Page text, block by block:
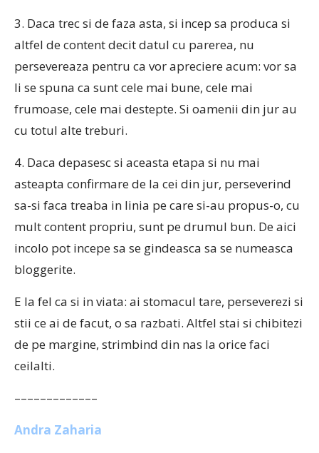
3. Daca trec si de faza asta, si incep sa produca si
altfel de content decit datul cu parerea, nu
persevereaza pentru ca vor apreciere acum: vor sa
li se spuna ca sunt cele mai bune, cele mai
frumoase, cele mai destepte. Si oamenii din jur au
cu totul alte treburi.
4. Daca depasesc si aceasta etapa si nu mai
asteapta confirmare de la cei din jur, perseverind
sa-si faca treaba in linia pe care si-au propus-o, cu
mult content propriu, sunt pe drumul bun. De aici
incolo pot incepe sa se gindeasca sa se numeasca
bloggerite.
E la fel ca si in viata: ai stomacul tare, perseverezi si
stii ce ai de facut, o sa razbati. Altfel stai si chibitezi
de pe margine, strimbind din nas la orice faci
ceilalti.
–––––––––––––
Andra Zaharia